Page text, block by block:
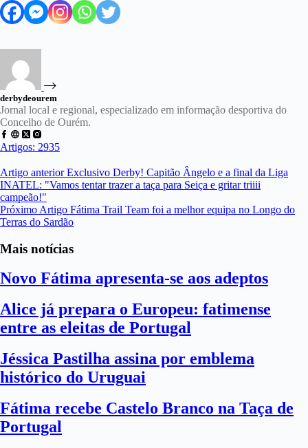
derbydeourem
Jornal local e regional, especializado em informação desportiva do
Concelho de Ourém.
Artigos: 2935
Artigo anteriorExclusivo Derby! Capitão Ângelo e a final da Liga
INATEL: "Vamos tentar trazer a taça para Seiça e gritar triiii
campeão!"
Próximo Artigo Fátima Trail Team foi a melhor equipa no Longo do
Terras do Sardão
Mais notícias
Novo Fátima apresenta-se aos adeptos
Alice já prepara o Europeu: fatimense
entre as eleitas de Portugal
Jéssica Pastilha assina por emblema
histórico do Uruguai
Fátima recebe Castelo Branco na Taça de
Portugal